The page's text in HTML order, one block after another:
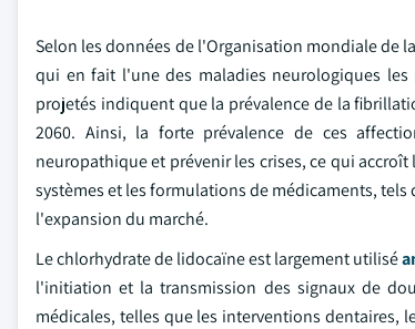
Selon les données de l'Organisation mondiale de
qui en fait l'une des maladies neurologiques
projetés indiquent que la prévalence de la
2060. Ainsi, la forte prévalence de ces
neuropathique et prévenir les crises, ce qui
systèmes et les formulations de médicaments,
l'expansion du marché.
Le chlorhydrate de lidocaïne est largement utilisé
l'initiation et la transmission des signaux de
médicales, telles que les interventions dentaires,